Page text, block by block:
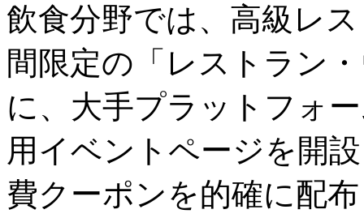
飲食分野では、高級レ
間限定の「レストラン
に、大手プラットフォ
用イベントページを開
費クーポンを的確に配